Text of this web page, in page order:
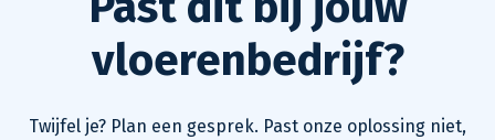
vloerenbedrijf?
Twijfel je? Plan een gesprek. Past onze oplossing niet,